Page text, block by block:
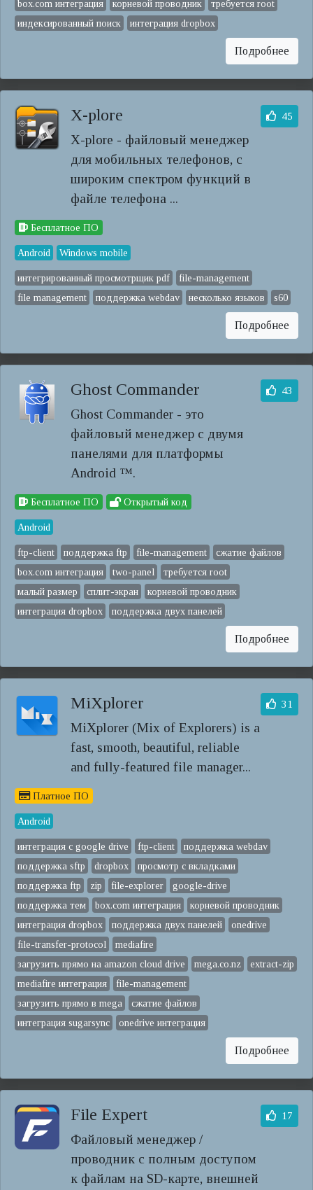
box.com интеграция корневой проводник
требуется root
индексированный поиск
интеграция dropbox
Подробнее
X-plore
X-plore - файловый менеджер
для мобильных телефонов, с
широким спектром функций в
файле телефона ...
45
Бесплатное ПО
Android Windows mobile
интегрированный просмотрщик pdf
file-management
file management
поддержка webdav несколько языков s60
Подробнее
Ghost Commander
Ghost Commander - это
файловый менеджер с двумя
панелями для платформы
Android ™.
43
Бесплатное ПО Открытый код
Android
ftp-client поддержка ftp file-management
сжатие файлов
box.com интеграция
two-panel
требуется root
малый размер
сплит-экран
корневой проводник
интеграция dropbox
поддержка двух панелей
Подробнее
MiXplorer
MiXplorer (Mix of Explorers) is a
fast, smooth, beautiful, reliable
and fully-featured file manager...
31
Платное ПО
Android
интеграция с google drive ftp-client
поддержка webdav
поддержка sftp
dropbox
просмотр с вкладками
поддержка ftp
zip file-explorer
google-drive
поддержка тем
box.com интеграция
корневой проводник
интеграция dropbox
поддержка двух панелей
onedrive
file-transfer-protocol
mediafire
загрузить прямо на amazon cloud drive
mega.co.nz
extract-zip
mediafire интеграция
file-management
загрузить прямо в mega
сжатие файлов
интеграция sugarsync
onedrive интеграция
Подробнее
File Expert
Файловый менеджер /
проводник с полным доступом
к файлам на SD-карте, внешней
17